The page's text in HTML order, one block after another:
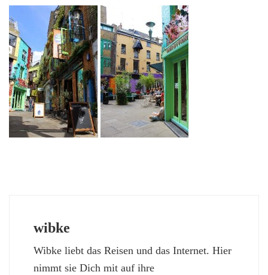
wibke
Wibke liebt das Reisen und das Internet. Hier
nimmt sie Dich mit auf ihre